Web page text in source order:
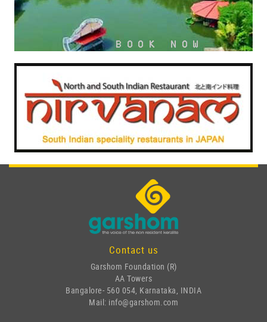
Contact us
Garshom Foundation (R)
AA Towers
Bangalore- 560 054, Karnataka, INDIA
Mail: info@garshom.com